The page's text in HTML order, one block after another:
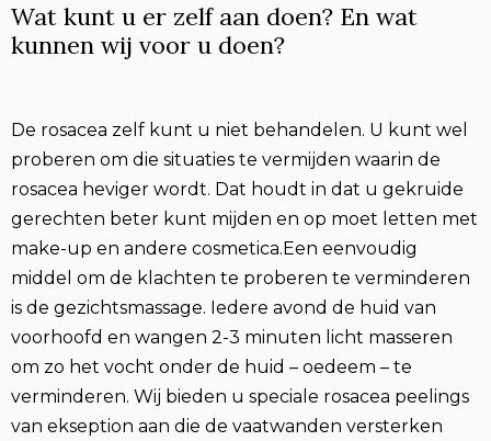
Wat kunt u er zelf aan doen? En wat
kunnen wij voor u doen?
De rosacea zelf kunt u niet behandelen. U kunt wel
proberen om die situaties te vermijden waarin de
rosacea heviger wordt. Dat houdt in dat u gekruide
gerechten beter kunt mijden en op moet letten met
make-up en andere cosmetica.Een eenvoudig
middel om de klachten te proberen te verminderen
is de gezichtsmassage. Iedere avond de huid van
voorhoofd en wangen 2-3 minuten licht masseren
om zo het vocht onder de huid – oedeem – te
verminderen. Wij bieden u speciale rosacea peelings
van ekseption aan die de vaatwanden versterken